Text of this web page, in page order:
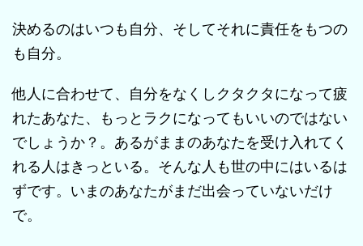
決めるのはいつも自分、そしてそれに責任をもつの
も自分。
他人に合わせて、自分をなくしクタクタになって疲
れたあなた、もっとラクになってもいいのではない
でしょうか？。あるがままのあなたを受け入れてく
れる人はきっといる。そんな人も世の中にはいるは
ずです。いまのあなたがまだ出会っていないだけ
で。